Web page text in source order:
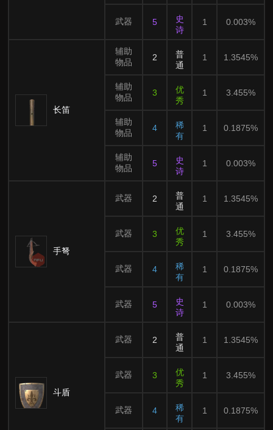
武器 5
史
诗
1 0.003%
长笛
辅助
物品
2
普
通
1 1.3545%
辅助
物品
3
优
秀
1 3.455%
辅助
物品
4
稀
有
1 0.1875%
辅助
物品
5
史
诗
1 0.003%
手弩
武器 2
普
通
1 1.3545%
武器 3
优
秀
1 3.455%
武器 4
稀
有
1 0.1875%
武器 5
史
诗
1 0.003%
斗盾
武器 2
普
通
1 1.3545%
武器 3
优
秀
1 3.455%
武器 4
稀
有
1 0.1875%